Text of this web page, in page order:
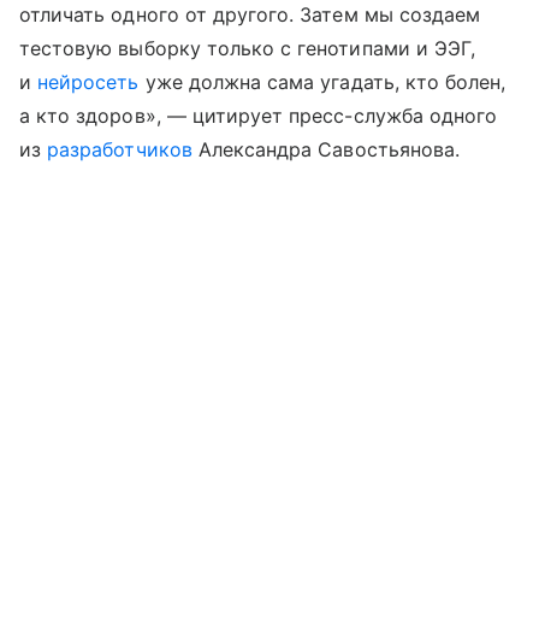
отличать одного от другого. Затем мы создаем
тестовую выборку только с генотипами и ЭЭГ,
и нейросеть уже должна сама угадать, кто болен,
а кто здоров», — цитирует пресс-служба одного
из разработчиковАлександра Савостьянова.